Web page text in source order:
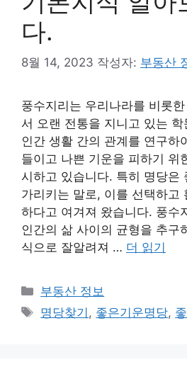
다.
8월 14, 2023 작성자: 부동산
풍수지리는 우리나라를 비롯
서 오랜 전통을 지니고 있는
인간 생활 간의 관계를 연구하
들이고 나쁜 기운을 피하기 위
시하고 있습니다. 특히 명당은
가리키는 말로, 이를 선택하고
하다고 여겨져 왔습니다. 풍수
인간의 삶 사이의 균형을 추구
식으로 잘알려져 … 더 읽기
카
테
부동산 정보
태
명당찾기 , 좋은기운명당,